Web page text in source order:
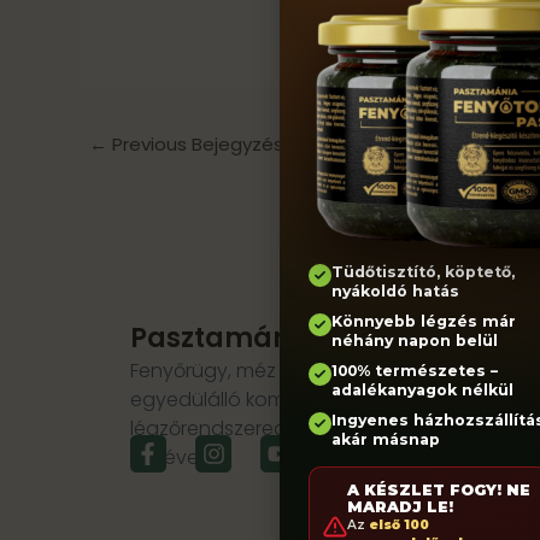
← Previous Bejegyzés
Pasztamánia
Fenyőrügy, méz és természetes összetevők
egyedülálló kombinációja. Támogasd
légzőrendszered és immunrendszered a
erejével.
F
a
I
n
Y
o
T
i
k
t
Tüdőtisztító, köptető,
nyákoldó hatás
Könnyebb légzés már
néhány napon belül
100% természetes –
adalékanyagok nélkül
Ingyenes
akár másnap
A KÉSZLET FOGY! NE
MARADJ LE!
Az első 100